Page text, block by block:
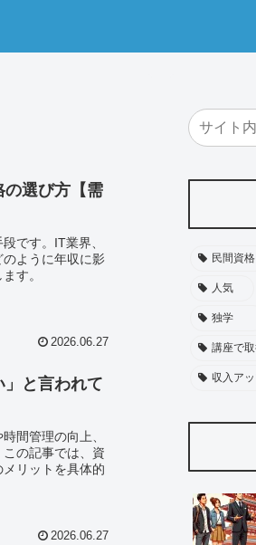
の選び方【需
です。IT業界、
ように年収に影
す。
2026.06.27
と言われて
間管理の向上、
の記事では、資
リットを具体的
2026.06.27
民間資格
人気
独学
講座で
収入ア